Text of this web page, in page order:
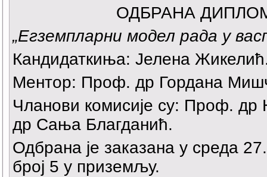
ОДБРАНА
„Егземпларни модел рада у
Кандидаткиња: Јелена
Ментор: Проф. др Гордана
Чланови комисије су: Проф. др
др Сања Благданић.
Одбрана је заказана у среда
број 5 у приземљу.